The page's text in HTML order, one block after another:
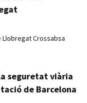
Crossabsa
seguretat viària
de Barcelona